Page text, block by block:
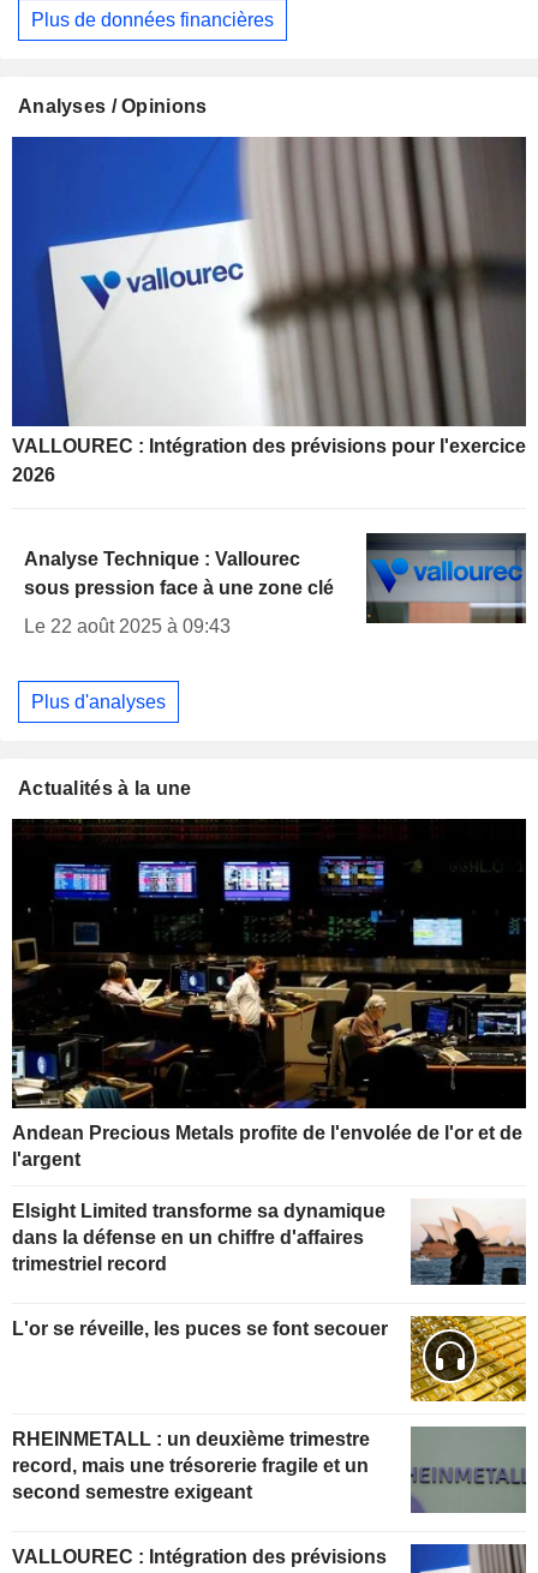
Plus de données financières
Analyses / Opinions
VALLOUREC : Intégration des prévisions pour l'exercice
2026
Analyse Technique : Vallourec
sous pression face à une zone clé
Le 22 août 2025 à 09:43
Plus d'analyses
Actualités à la une
Andean Precious Metals profite de l'envolée de l'or et de
l'argent
Elsight Limited transforme sa dynamique
dans la défense en un chiffre d'affaires
trimestriel record
L'or se réveille, les puces se font secouer
RHEINMETALL : un deuxième trimestre
record, mais une trésorerie fragile et un
second semestre exigeant
VALLOUREC : Intégration des prévisions